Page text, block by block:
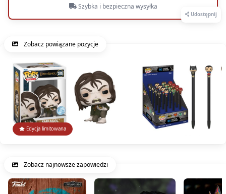
Udostępnij
Szybka i bezpieczna wysyłka
Zobacz powiązane pozycje
Edycja limitowana
Zobacz najnowsze zapowiedzi